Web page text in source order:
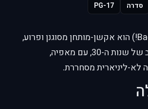
סדרה PG-17
באקאנו! (Baccano!) הוא אקשן-מותחן מסוגנן ופרוע,
המתרחש בארה״ב של שנות ה-30, עם מאפיה,
לא-ליניארית מסחררת.